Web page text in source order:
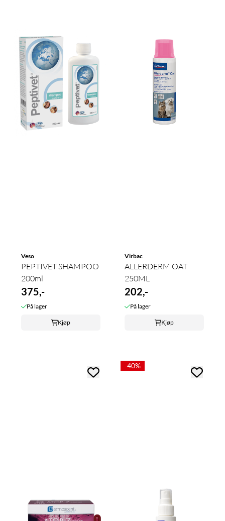
Veso
PEPTIVET SHAMPOO
200ml
375,-
På lager
Kjøp
Virbac
ALLERDERM OAT
250ML
202,-
På lager
Kjøp
-40%